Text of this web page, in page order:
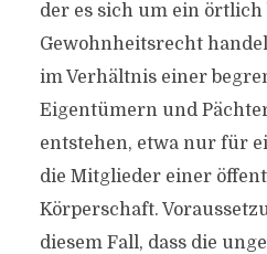
der es sich um ein örtlich
Gewohnheitsrecht
im Verhältnis einer
Eigentümern und
entstehen, etwa nur für
die Mitglieder einer
Körperschaft.
diesem Fall, dass die